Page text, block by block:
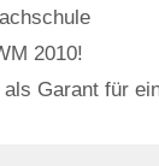
2010!
Garant für